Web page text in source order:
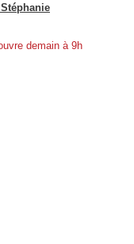
demain à 9h